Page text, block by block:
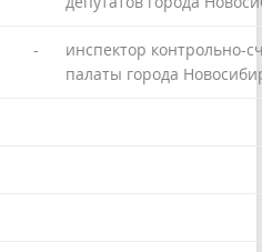
-
инспектор контрольно-
палаты города